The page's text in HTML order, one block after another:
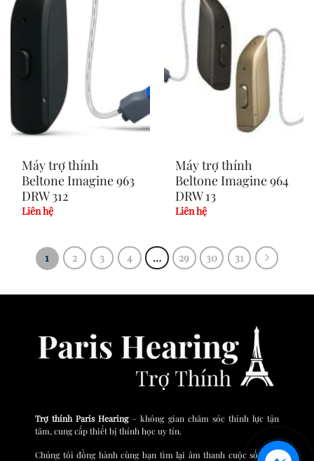
Máy trợ thính
Beltone Imagine 963
DRW 312
Liên hệ
Máy trợ thính
Beltone Imagine 964
DRW 13
Liên hệ
1 2 3 4 … 29 30 31
Trợ thính Paris Hearing– không gian chăm sóc thính lực tận
tâm, cung cấp thiết bị thính học uy tín.
Chúng tôi đồng hành cùng bạn tìm lại âm thanh cuộc sống và